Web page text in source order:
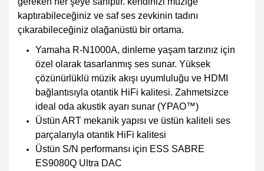
kaptırabileceğiniz ve saf ses zevkinin tadını
çıkarabileceğiniz olağanüstü bir ortama.
Yamaha R-N1000A, dinleme yaşam tarzınız için
özel olarak tasarlanmış ses sunar. Yüksek
çözünürlüklü müzik akışı uyumluluğu ve HDMI
bağlantısıyla otantik HiFi kalitesi. Zahmetsizce
ideal oda akustik ayarı sunar (YPAO™)
Üstün ART mekanik yapısı ve üstün kaliteli ses
parçalarıyla otantik HiFi kalitesi
Üstün S/N performansı için ESS SABRE
ES9080Q Ultra DAC